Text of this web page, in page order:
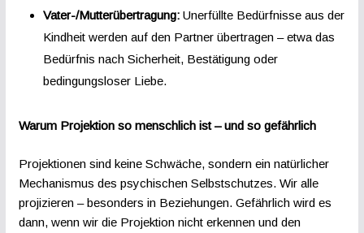
Vater-/Mutterübertragung:Unerfüllte Bedürfnisse aus der
Kindheit werden auf den Partner übertragen – etwa das
Bedürfnis nach Sicherheit, Bestätigung oder
bedingungsloser Liebe.
Warum Projektion so menschlich ist – und so gefährlich
Projektionen sind keine Schwäche, sondern ein natürlicher
Mechanismus des psychischen Selbstschutzes. Wir alle
projizieren – besonders in Beziehungen. Gefährlich wird es
dann, wenn wir die Projektion nicht erkennen und den